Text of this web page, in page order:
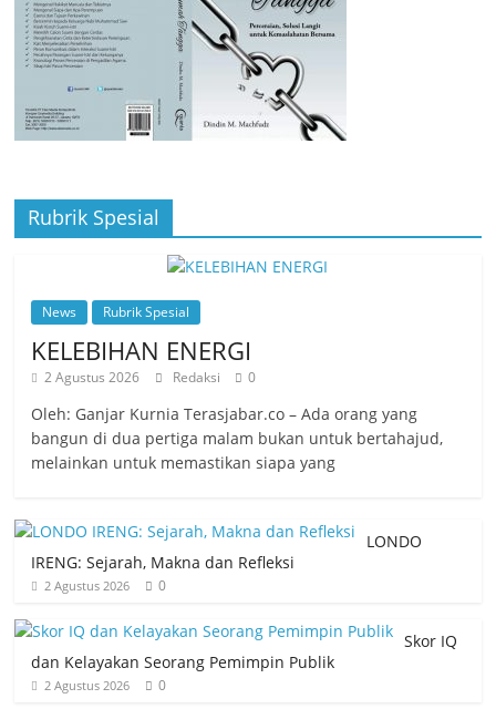
Rubrik Spesial
News Rubrik Spesial
KELEBIHAN ENERGI
2 Agustus 2026 Redaksi 0
Oleh: Ganjar Kurnia Terasjabar.co – Ada orang yang
bangun di dua pertiga malam bukan untuk bertahajud,
melainkan untuk memastikan siapa yang
LONDO
IRENG: Sejarah, Makna dan Refleksi
2 Agustus 2026 0
Skor IQ
dan Kelayakan Seorang Pemimpin Publik
2 Agustus 2026 0